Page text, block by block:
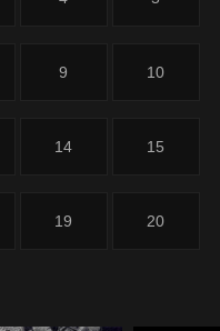
9 10
14 15
19 20